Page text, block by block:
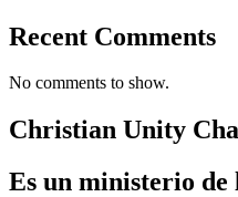
Recent Comments
No comments to show.
Christian Unity
Es un ministerio